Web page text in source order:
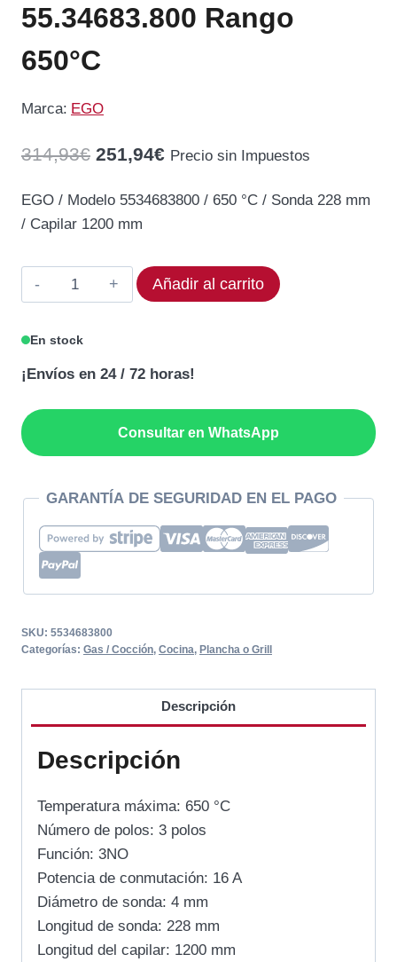
55.34683.800 Rango
650°C
Marca: EGO
314,93€ El
original
314,93€.
251,94€El
251,94€.
Precio sin Impuestos
EGO / Modelo 5534683800 / 650 °C / Sonda 228 mm
/ Capilar 1200 mm
Termostato
EGO
Rango
650°C
Añadir al carrito
En stock
¡Envíos en 24 / 72 horas!
Consultar en WhatsApp
GARANTÍA DE SEGURIDAD EN EL PAGO
SKU: 5534683800
Categorías: Gas / Cocción, Cocina, Plancha o Grill
Descripción
Descripción
Temperatura máxima: 650 °C
Número de polos: 3 polos
Función: 3NO
Potencia de conmutación: 16 A
Diámetro de sonda: 4 mm
Longitud de sonda: 228 mm
Longitud del capilar: 1200 mm